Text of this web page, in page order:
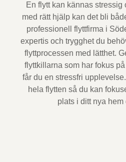
En flytt kan kännas stressig
med rätt hjälp kan det bli
professionell flyttfirma i
expertis och trygghet du
flyttprocessen med lätthet.
flyttkillarna som har fokus
får du en stressfri
hela flytten så du kan
plats i ditt nya hem